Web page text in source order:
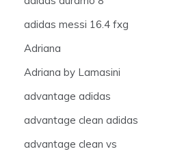
adidas messi 16.4 fxg
Adriana
Adriana by Lamasini
advantage adidas
advantage clean adidas
advantage clean vs